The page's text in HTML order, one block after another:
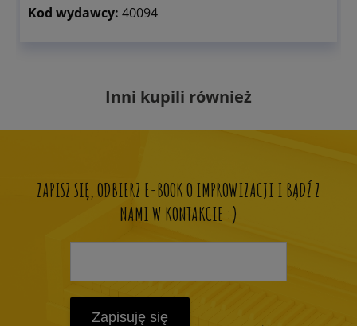
Kod wydawcy: 40094
Inni kupili również
ZAPISZ SIĘ, ODBIERZ E-BOOK O IMPROWIZACJI I BĄDŹ Z
NAMI W KONTAKCIE :)
Zapisuję się